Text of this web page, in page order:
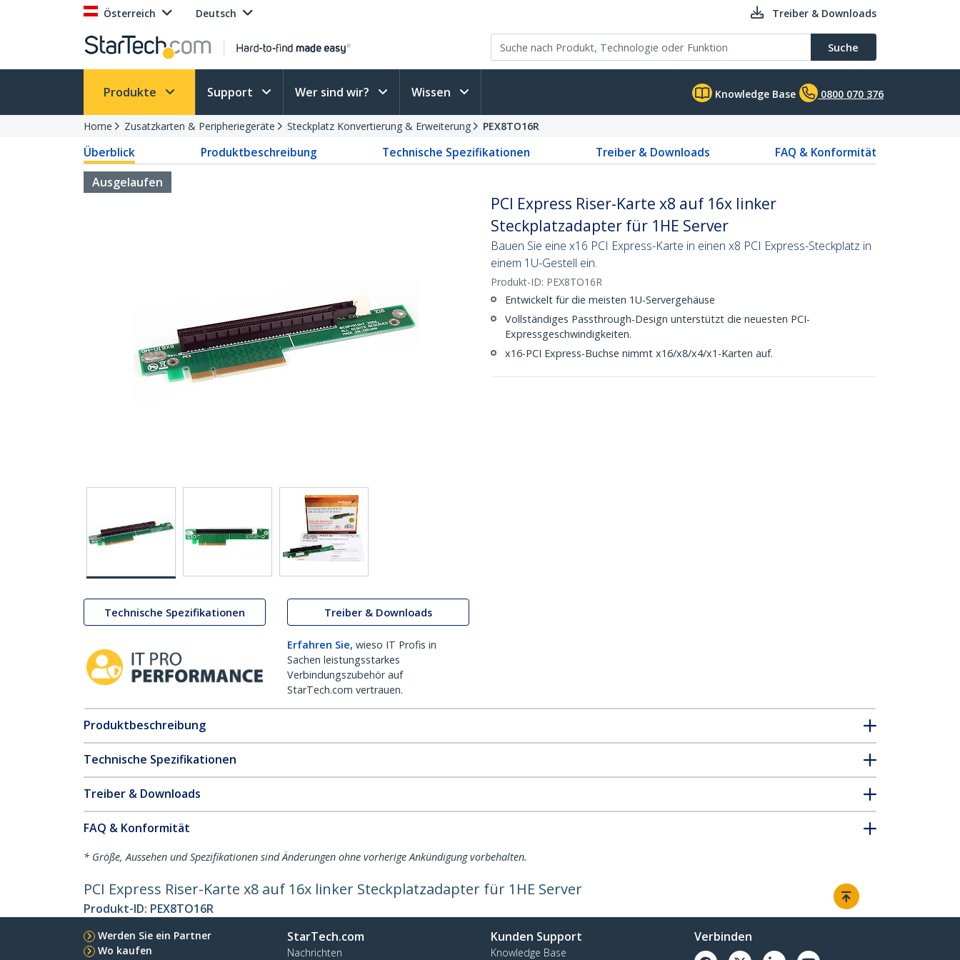
Österreich Deutsch Treiber & Downloads
Suche
Produkte Support Wer sind wir? Wissen Knowledge Base 0800 070 376
Home Zusatzkarten & Peripheriegeräte Steckplatz Konvertierung & Erweiterung PEX8TO16R
Überblick Produktbeschreibung Technische Spezifikationen Treiber & Downloads
FAQ & Konformität
Ausgelaufen
Technische Spezifikationen Treiber & Downloads
Erfahren Sie, wieso IT Profis in
Sachen leistungsstarkes
Verbindungszubehör auf
StarTech.com vertrauen.
PCI Express Riser-Karte x8 auf 16x linker
Steckplatzadapter für 1HE Server
Bauen Sie eine x16 PCI Express-Karte in einen x8 PCI Express-Steckplatz in
einem 1U-Gestell ein.
Produkt-ID: PEX8TO16R
Entwickelt für die meisten 1U-Servergehäuse
Vollständiges Passthrough-Design unterstützt die neuesten PCI-
Expressgeschwindigkeiten.
x16-PCI Express-Buchse nimmt x16/x8/x4/x1-Karten auf.
Produktbeschreibung
Technische Spezifikationen
Treiber & Downloads
FAQ & Konformität
* Größe, Aussehen und Spezifikationen sind Änderungen ohne vorherige Ankündigung vorbehalten.
PCI Express Riser-Karte x8 auf 16x linker Steckplatzadapter für 1HE Server
Produkt-ID: PEX8TO16R
Werden Sie ein Partner
Wo kaufen
StarTech.com
Nachrichten
Kunden Support
Knowledge Base
Verbinden